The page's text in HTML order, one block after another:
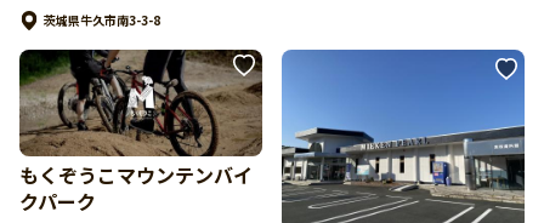
茨城県牛久市南3-3-8
もくぞうこマウンテンバイ
クパーク